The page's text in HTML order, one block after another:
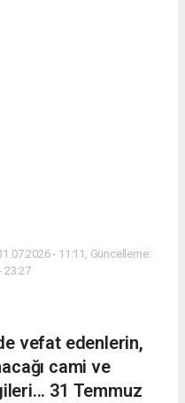
- 11:11, Güncelleme:
23:27
vefat edenlerin,
cami ve
31 Temmuz